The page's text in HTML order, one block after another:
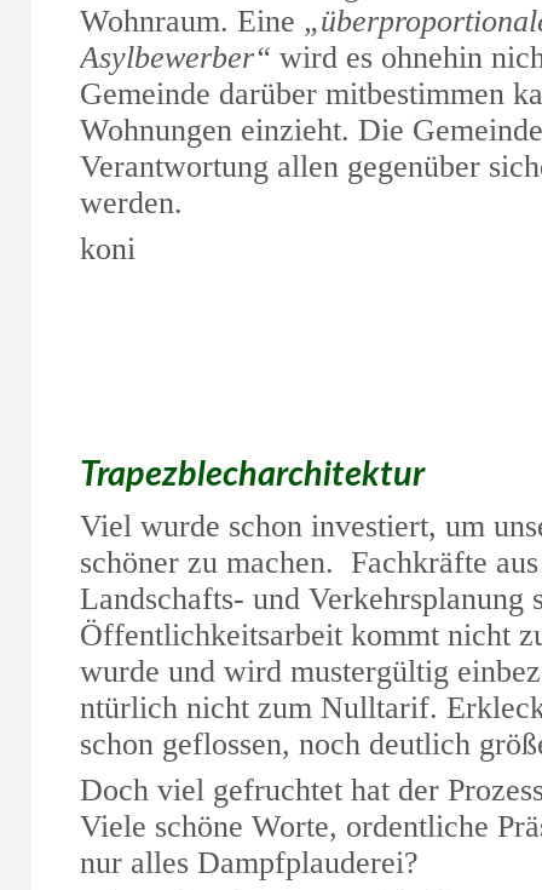
Wohnraum. Eine
Asylbewerber“ wird es ohnehin
Gemeinde darüber mitbestimmen
Wohnungen einzieht. Die
Verantwortung allen gegenüber
werden.
koni
Trapezblecharchitektur
Viel wurde schon investiert, um
schöner zu machen. Fachkräfte
Landschafts- und
Öffentlichkeitsarbeit kommt nicht
wurde und wird mustergültig
ntürlich nicht zum Nulltarif.
schon geflossen, noch deutlich
Doch viel gefruchtet hat der
Viele schöne Worte, ordentliche
nur alles Dampfplauderei?